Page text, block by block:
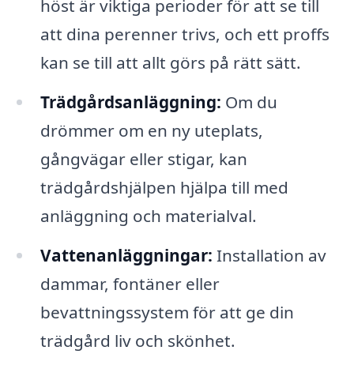
höst är viktiga perioder för att se till
att dina perenner trivs, och ett proffs
kan se till att allt görs på rätt sätt.
Trädgårdsanläggning: Om du
drömmer om en ny uteplats,
gångvägar eller stigar, kan
trädgårdshjälpen hjälpa till med
anläggning och materialval.
Vattenanläggningar: Installation av
dammar, fontäner eller
bevattningssystem för att ge din
trädgård liv och skönhet.